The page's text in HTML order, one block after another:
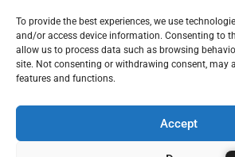
To provide the best experiences, we use
and/or access device information. Consenting to
allow us to process data such as browsing
site. Not consenting or withdrawing consent, may
features and functions.
Accept
US GB FR IT ES NL
© 2025 Promo365.fr - Tous droits réservés.
Promo365.fr est un site professionnel